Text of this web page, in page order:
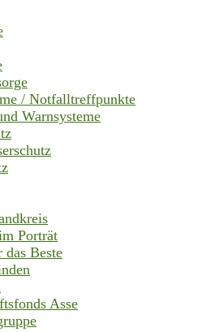
/ Notfalltreffpunkte
Warnsysteme
Porträt
Beste
Asse